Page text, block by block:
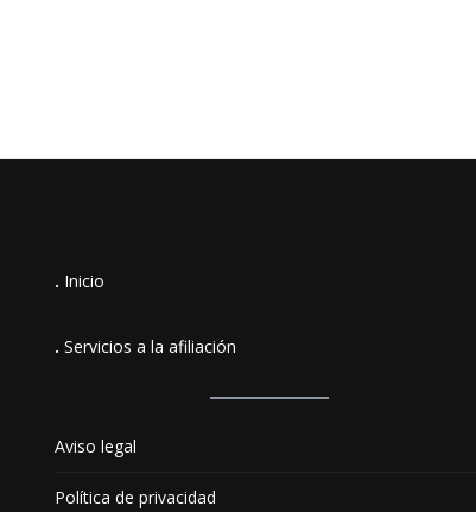
. Inicio
. Servicios a la afiliación
Aviso legal
Política de privacidad